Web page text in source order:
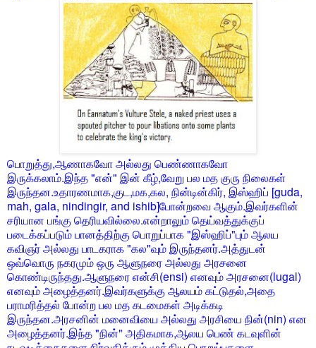
பொறுத்து,ஆணாகவோ அல்லது பெண்ணாகவோ
இருக்கலாம்.இந்த "என்" இன் கீழ்,வேறு பல மத குரு நிலைகள்
இருந்தன.உதாரணமாக,குட,மக,கல, நின்டின்கிர், இஸ்ஹிப் [guda,
mah, gala, nindingir, and ishib]போன்றவை ஆகும்.இவர்களின்
சரியான பங்கு தெரியவில்லை.என்றாலும் தெய்வத்துக்குப்
படைக்கப்படும் பானத்திற்கு பொறுப்பாக "இஸ்ஹிப்"பும் ஆலய
கவிஞர் அல்லது பாடகராக "கல"வும் இருந்தனர்.அத்துடன்
ஒவ்வொரு நகரமும் ஒரு ஆளுநரை அல்லது அரசனை
கொண்டிருந்தது.ஆளுநரை என்சி(ensi) எனவும் அரசனை(lugal)
எனவும் அழைத்தனர்.இவர்களுக்கு ஆலயம் கட்டுதல்,அதை
பராமரித்தல் போன்ற பல மத கடமைகள் அடிக்கடி
இருந்தன.அரசனின் மனைவியை அல்லது அரசியை நின்(nin) என
அழைத்தனர்.இந்த "நின்" அதிகமாக,ஆலய பெண் கடவுளின்